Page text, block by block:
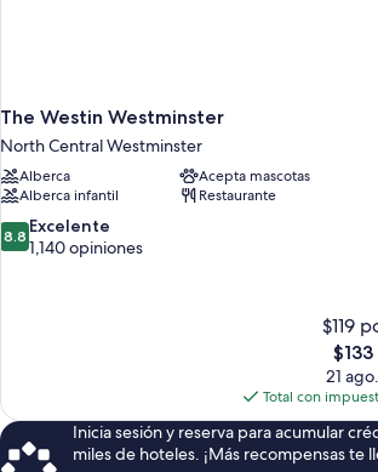
The Westin Westminster
North Central Westminster
Alberca
Acepta mascotas
Alberca infantil
Restaurante
8.8
de
8.8 Excelente
1,140 opiniones
$119
El
precio
actual
es
de
$133
21
Total con
Inicia sesión y reserva para acumular
miles de hoteles. ¡Más recompensas te